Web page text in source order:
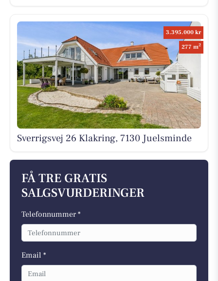
3.395.000 kr
277 m2
Sverrigsvej 26 Klakring, 7130 Juelsminde
FÅ TRE GRATIS
SALGSVURDERINGER
Telefonnummer *
Email *